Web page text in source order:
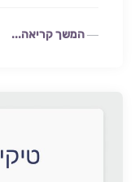
המשך קריאה...